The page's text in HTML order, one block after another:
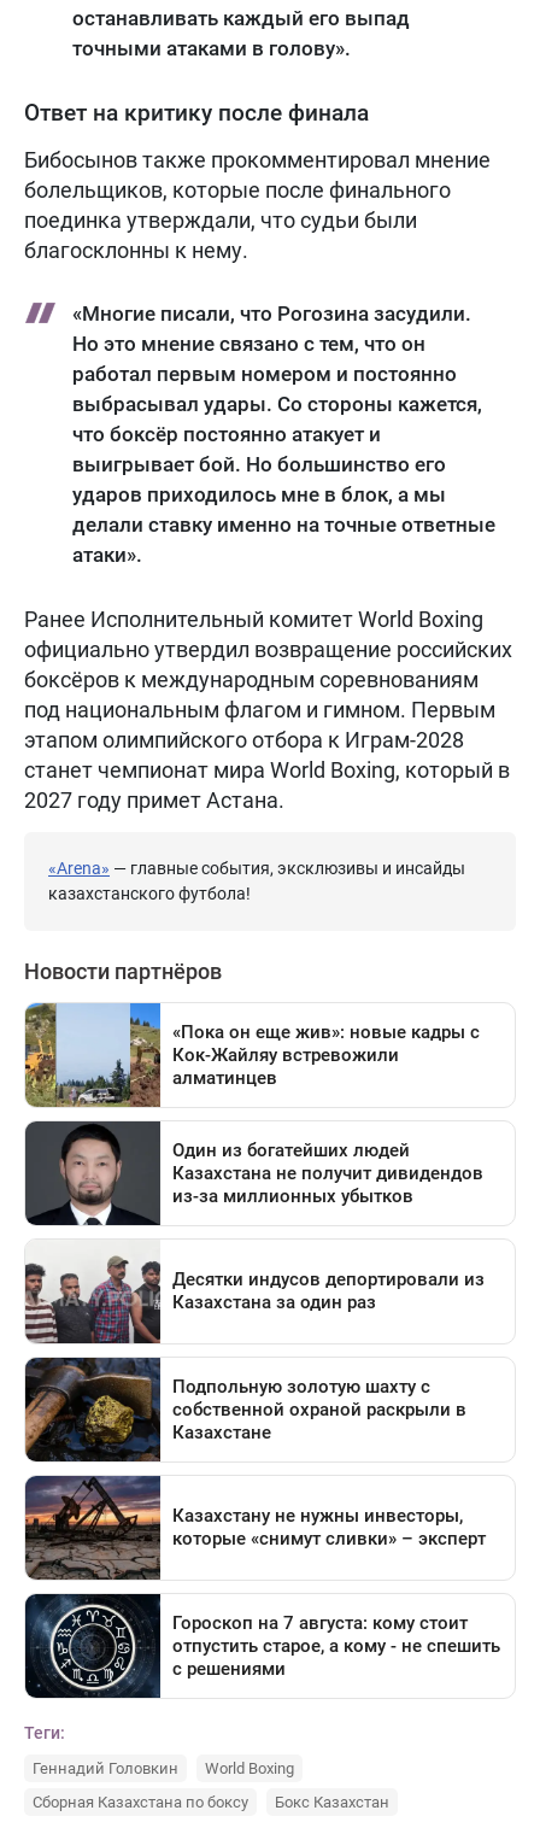
останавливать каждый его выпад
точными атаками в голову».
Ответ на критику после финала
Бибосынов также прокомментировал мнение
болельщиков, которые после финального
поединка утверждали, что судьи были
благосклонны к нему.
«Многие писали, что Рогозина засудили.
Но это мнение связано с тем, что он
работал первым номером и постоянно
выбрасывал удары. Со стороны кажется,
что боксёр постоянно атакует и
выигрывает бой. Но большинство его
ударов приходилось мне в блок, а мы
делали ставку именно на точные ответные
атаки».
Ранее Исполнительный комитет World Boxing
официально утвердил возвращение российских
боксёров к международным соревнованиям
под национальным флагом и гимном. Первым
этапом олимпийского отбора к Играм-2028
станет чемпионат мира World Boxing, который в
2027 году примет Астана.
«Arena» — главные события, эксклюзивы и инсайды
казахстанского футбола!
Теги:
Геннадий Головкин
World Boxing
Сборная Казахстана по боксу
Бокс Казахстан